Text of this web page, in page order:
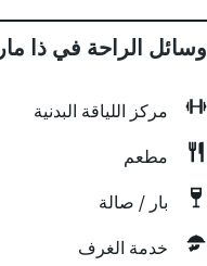
وسائل الراحة في ذا
مركز اللياقة البدنية
مطعم
بار / صالة
خدمة الغرف